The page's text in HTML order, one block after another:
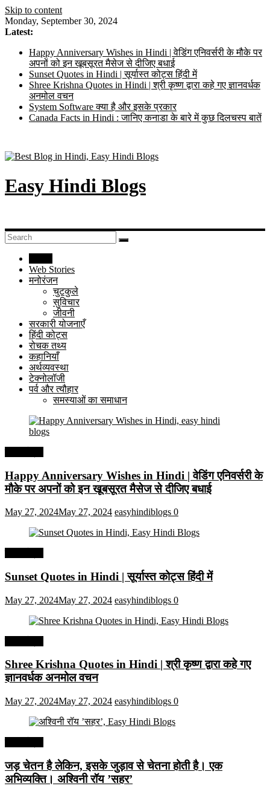
Skip to content
Monday, September 30, 2024
Latest:
Happy Anniversary Wishes in Hindi | वेडिंग एनिवर्सरी के मौके पर
अपनों को इन खूबसूरत मैसेज से दीजिए बधाई
Sunset Quotes in Hindi | सूर्यास्त कोट्स हिंदी में
Shree Krishna Quotes in Hindi | श्री कृष्ण द्वारा कहे गए ज्ञानवर्धक
अनमोल वचन
System Software क्या है और इसके प्रकार
Canada Facts in Hindi : जानिए कनाडा के बारे में कुछ दिलचस्प बातें
Easy Hindi Blogs
Web Stories
मनोरंजन
चुटकुले
सुविचार
जीवनी
सरकारी योजनाएँ
हिंदी कोट्स
रोचक तथ्य
कहानियाँ
अर्थव्यवस्था
टेक्नोलॉजी
पर्व और त्यौहार
समस्याओं का समाधान
Happy Anniversary Wishes in Hindi | वेडिंग एनिवर्सरी के
मौके पर अपनों को इन खूबसूरत मैसेज से दीजिए बधाई
May 27, 2024May 27, 2024 easyhindiblogs 0
Sunset Quotes in Hindi | सूर्यास्त कोट्स हिंदी में
May 27, 2024May 27, 2024 easyhindiblogs 0
Shree Krishna Quotes in Hindi | श्री कृष्ण द्वारा कहे गए
ज्ञानवर्धक अनमोल वचन
May 27, 2024May 27, 2024 easyhindiblogs 0
जड़ चेतन है लेकिन, इसके जुड़ाव से चेतना होती है। एक
अभिव्यक्ति। अश्विनी रॉय ’सहर’